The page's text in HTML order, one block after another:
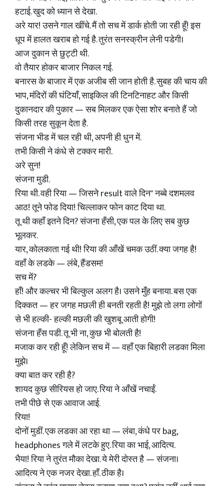
हटाई. खुद को ध्यान से देखा.
अरे यार! उसने गाल खींचे. मैं तो सच में डार्क होती जा रही हूँ! इस
धूप में हालत खराब हो गई है. तुरंत सनस्क्रीन लेनी पडेगी।
आज दुकान से छुट्टी थी.
वो तैयार होकर बाजार निकल गई.
बनारस के बाजार में एक अजीब सी जान होती है. सुबह की चाय की
भाप, मंदिरों की घंटियाँ, साइकिल की टिनटिनाहट और किसी
दुकानदार की पुकार — सब मिलकर एक ऐसा शोर बनाते हैं जो
किसी तरह सुकून देता है.
संजना भीड में चल रही थी, अपनी ही धुन में.
तभी किसी ने कंधे से टक्कर मारी.
अरे सुन!
संजना मुडी.
रिया थी. वही रिया — जिसने result वाले दिन" नब्बे दशमलव
आठ! तूने फोड दिया! चिल्लाकर फोन काट दिया था.
तू थी कहाँ इतने दिन? संजना हँसी, एक पल के लिए सब कुछ
भूलकर.
यार, कोलकाता गई थी! रिया की आँखें चमक उठीं. क्या जगह है!
वहाँ के लडके — लंबे, हैंडसम!
सच में?
हाँ! और कल्चर भी बिल्कुल अलग है। उसने मुँह बनाया. बस एक
दिक्कत — हर जगह मछली ही बनती रहती है! मुझे तो लगा लोगों
से भी हल्की- हल्की मछली की खुशबू आती होगी!
संजना हँस पडी. तू भी ना, कुछ भी बोलती है!
मजाक कर रही हूँ! लेकिन सच में — वहाँ एक बिहारी लडका मिला
मुझे।
क्या बात कर रही है?
शायद कुछ सीरियस हो जाए. रिया ने आँखें नचाईं.
तभी पीछे से एक आवाज आई.
रिया!
दोनों मुडीं. एक लडका आ रहा था — लंबा, कंधे पर bag,
headphones गले में लटके हुए. रिया का भाई, आदित्य.
भैया! रिया ने तुरंत मौका देखा. ये मेरी दोस्त है — संजना।
आदित्य ने एक नजर देखा. हाँ. ठीक है।